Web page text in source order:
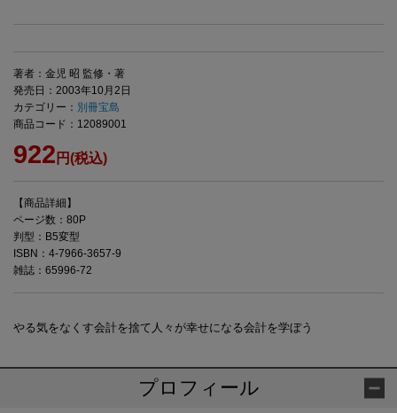
著者：金児 昭 監修・著
発売日：2003年10月2日
カテゴリー： 別冊宝島
商品コード：12089001
922 円(税込)
【商品詳細】
ページ数：80P
判型：B5変型
ISBN：4-7966-3657-9
雑誌：65996-72
やる気をなくす会計を捨て人々が幸せになる会計を学ぼう
プロフィール